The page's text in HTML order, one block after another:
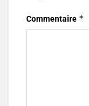
Commentaire *